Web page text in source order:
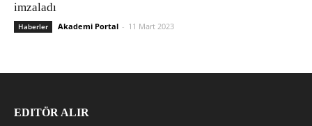
imzaladı
Haberler Akademi Portal - 11 Mart 2023
EDITÖR ALIR